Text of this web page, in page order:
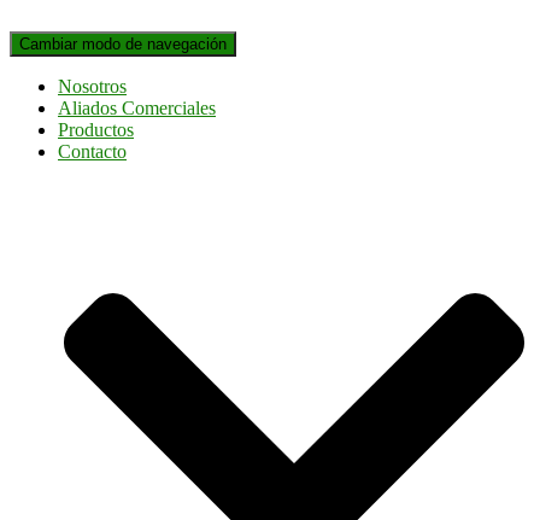
Cambiar modo de navegación
Nosotros
Aliados Comerciales
Productos
Contacto